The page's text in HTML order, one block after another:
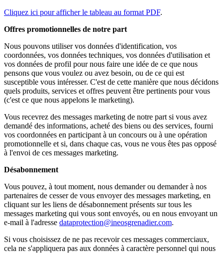
Cliquez ici pour afficher le tableau au format PDF.
Offres promotionnelles de notre part
Nous pouvons utiliser vos données d'identification, vos
coordonnées, vos données techniques, vos données d'utilisation et
vos données de profil pour nous faire une idée de ce que nous
pensons que vous voulez ou avez besoin, ou de ce qui est
susceptible vous intéresser. C'est de cette manière que nous décidons
quels produits, services et offres peuvent être pertinents pour vous
(c'est ce que nous appelons le marketing).
Vous recevrez des messages marketing de notre part si vous avez
demandé des informations, acheté des biens ou des services, fourni
vos coordonnées en participant à un concours ou à une opération
promotionnelle et si, dans chaque cas, vous ne vous êtes pas opposé
à l'envoi de ces messages marketing.
Désabonnement
Vous pouvez, à tout moment, nous demander ou demander à nos
partenaires de cesser de vous envoyer des messages marketing, en
cliquant sur les liens de désabonnement présents sur tous les
messages marketing qui vous sont envoyés, ou en nous envoyant un
e-mail à l'adresse dataprotection@ineosgrenadier.com.
Si vous choisissez de ne pas recevoir ces messages commerciaux,
cela ne s'appliquera pas aux données à caractère personnel qui nous